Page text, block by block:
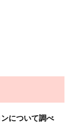
について調べ